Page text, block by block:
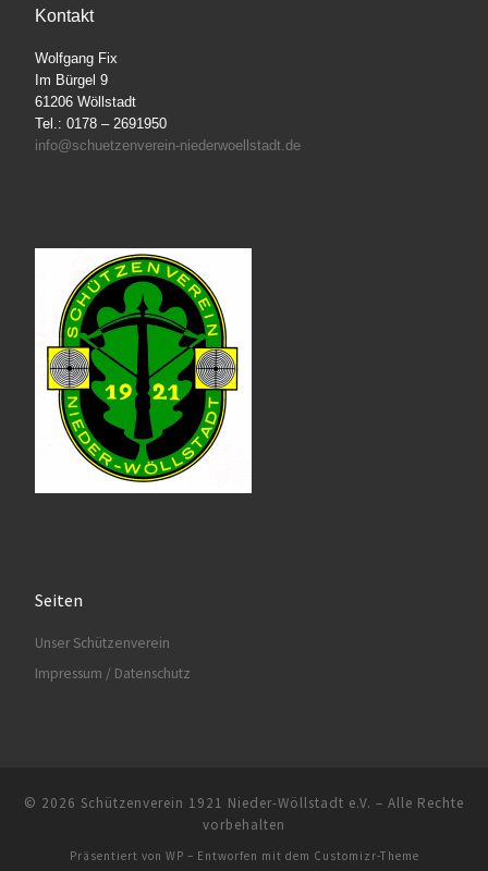
Kontakt
Wolfgang Fix
Im Bürgel 9
61206 Wöllstadt
Tel.: 0178 – 2691950
info@schuetzenverein-niederwoellstadt.de
Seiten
Unser Schützenverein
Impressum / Datenschutz
© 2026 Schützenverein 1921 Nieder-Wöllstadt e.V. – Alle Rechte
vorbehalten
Präsentiert von WP – Entworfen mit dem Customizr-Theme